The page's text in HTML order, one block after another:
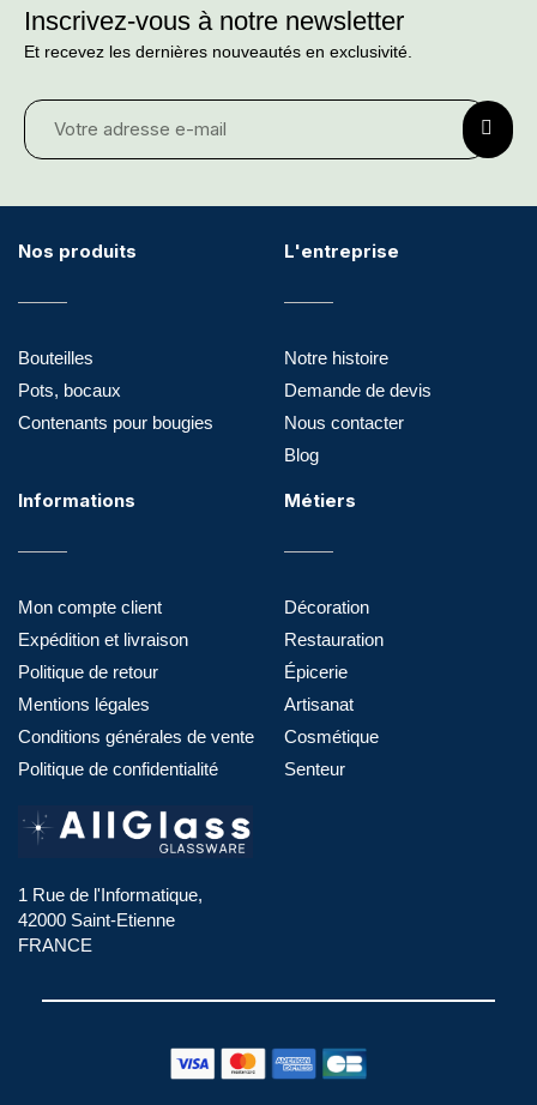
Inscrivez-vous à notre newsletter
Et recevez les dernières nouveautés en exclusivité.
Nos produits
Bouteilles
Pots, bocaux
Contenants pour bougies
L'entreprise
Notre histoire
Demande de devis
Nous contacter
Blog
Informations
Mon compte client
Expédition et livraison
Politique de retour
Mentions légales
Conditions générales de vente
Politique de confidentialité
Métiers
Décoration
Restauration
Épicerie
Artisanat
Cosmétique
Senteur
1 Rue de l'Informatique,
42000 Saint-Etienne
FRANCE